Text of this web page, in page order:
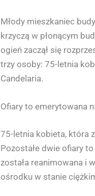
Młody mieszkaniec
krzyczą w płonącym
ogień zaczął się
trzy osoby: 75-letnia
Candelaria.
Ofiary to emerytowana
75-letnia kobieta, która
Pozostałe dwie ofiary
została reanimowana i
ośrodku w stanie